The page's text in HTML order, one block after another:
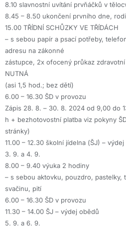
8.10 slavnostní uvítání prvňáčků v
8.45 – 8.50 ukončení prvního dne,
15.00 TŘÍDNÍ SCHŮZKY VE TŘÍDÁCH
– s sebou papír a psací potřeby,
adresu na zákonné
zástupce, 2x ofocený průkaz
NUTNÁ
(asi 1,5 hod.; bez dětí)
6.00 – 16.30 ŠD v provozu
Zápis 28. 8. – 30. 8. 2024 od 9,00 do
h + bezhotovostní platba viz pokyny
stránky)
11.00 – 12.30 školní jídelna (ŠJ) –
3. 9. a 4. 9.
8.00 – 9.40 výuka 2 hodiny
– s sebou aktovku, pouzdro, pastelky,
svačinu, pití
6.00 – 16.30 ŠD v provozu
11.30 – 14.00 ŠJ – výdej obědů
5. 9. a 6. 9.